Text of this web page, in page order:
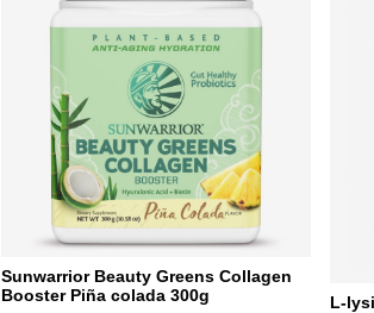
Sunwarrior Beauty Greens Collagen
Booster Piña colada 300g
L-